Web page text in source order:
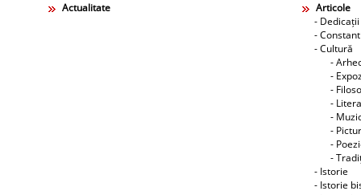
Actualitate
Articole
- Dedicații
-
- Cultură
-
-
-
-
-
-
-
-
- Istorie
- Istorie